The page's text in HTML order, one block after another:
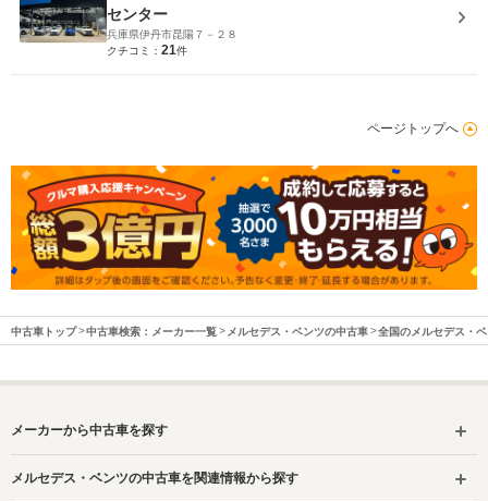
センター
兵庫県伊丹市昆陽７－２８
クチコミ： 21件
ページトップへ
中古車トップ 中古車検索：メーカー一覧 メルセデス・ベンツの中古車 全国のメルセデス・
メーカーから中古車を探す
メルセデス・ベンツの中古車を関連情報から探す